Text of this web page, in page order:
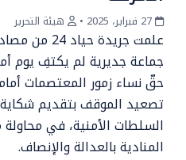
• هيئة التحرير
علمت جريدة
جماعة جديرية لم يكتفِ يوم
حقّ نساء زمور المعتصمات
تصعيد الموقف بتقديم
السلطات الأمنية، في
المنادية بالعدالة والإنصاف.